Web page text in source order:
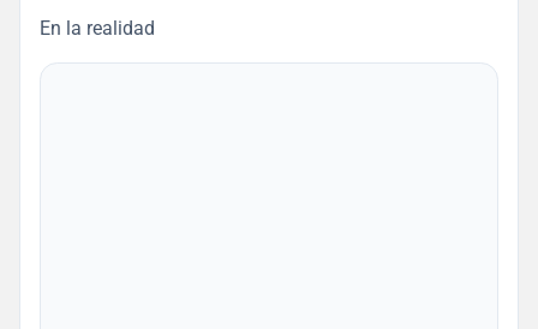
En la realidad